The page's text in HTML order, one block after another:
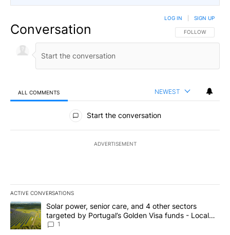
Conversation FOLLOW THIS
FOLLOW
LOG IN SIGN UP
ALL COMMENTS NEWEST
All Comments
Start the conversation
ADVERTISEMENT
ACTIVE CONVERSATIONS
The following is a list of the most commented articles in the last
A trending article titled "Solar power, senior care, and 4 other
Solar power, senior care, and 4 other sectors
targeted by Portugal’s Golden Visa funds - Local
News 8
1